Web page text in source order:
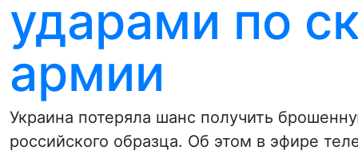
ударами по
армии
Украина потеряла шанс получить
российского образца. Об этом в эфире